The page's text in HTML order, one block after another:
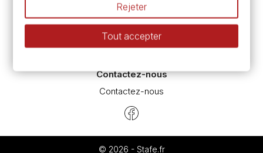
L’aquarelle en tubes ou en godets ?
Le vocabulaire technique de l’aquarelle
Différence entre peinture Fine et Extra-fine
Préparer une toile pour peinture à l'huile et acrylique
Contactez-nous
Contactez-nous
© 2026 - Stafe.fr
Rejeter
Tout accepter